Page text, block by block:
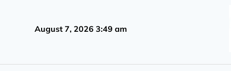
August 7, 2026 3:49 am